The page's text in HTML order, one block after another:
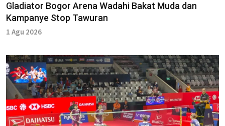
Gladiator Bogor Arena Wadahi Bakat Muda dan
Kampanye Stop Tawuran
1 Agu 2026